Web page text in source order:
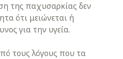
της παχυσαρκίας δεν
ότι μειώνεται ή
για την υγεία.
τους λόγους που τα